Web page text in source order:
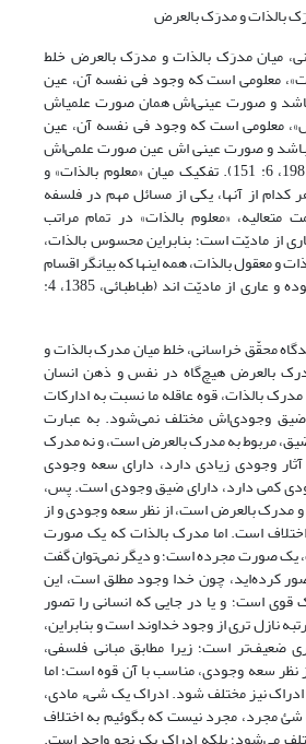
بالذات و مدرَک بالعرض
میان مدرَک بالذات و مدرَک بالعرض خلط
معلومی است که وجود فی نفسه آن، عین
و صورت عینی‌اش همان صورت علمی­اش
معلومی است که وجود فی نفسه آن، عین
و صورت عینی اش عین صورت علمی‌اش
نباشد (صدرالمتألهین، 1981، 6: 151). تفکیک میان «معلوم بالذات» و
کدام از آنها، یکی از مسائل مهم در فلسفه
«معلوم بالذات» در تمام مراتب
از مادیّت است؛ بنابراین محسوس بالذات،
و معقول بالذات، همه اینها که بیانگر اقسام
علم حصولی اند، مجرّد بوده و عاری از مادیّت اند (طباطبائی، 1385، 4:
محقّق خراسانی، خلط میان مدرک بالذات و
بالعرض هیچ‌گاه در نفس و ذهن انسان
بالذات، قوه عاقله ما نسبت به ادارکات
وجودی‌اش مختلف نمی‌شود. به عبارت
مربوط به مدرک بالعرض است، و نه مدرک
وجودی زیادی دارد، دارای سعه وجودى
کمى دارد، دارای ضیق وجودى است. پس،
مدرک بالعرض است، از نظر سعه وجودى و از
است. اما مدرک بالذات که یک صورت
یک صورت مجرده است؛ و دیگر نمى‌‌توان گفت
کرده‌اید، چون خدا وجود مطلق است، این
است؛ و یا در جایى که انسانى را تصور
نازل ترى از وجود خداوند است و بنابراین،
ضعیف‌تر است؛ زیرا مطابق مبانی فلسفی،
نظر سعه وجودی، مناسب با آن قوه است؛ اما
نیز مختلف شود. ادراک یک شیء مادى،
مجرد، مجرد نیست که بگوئیم به اختلاف